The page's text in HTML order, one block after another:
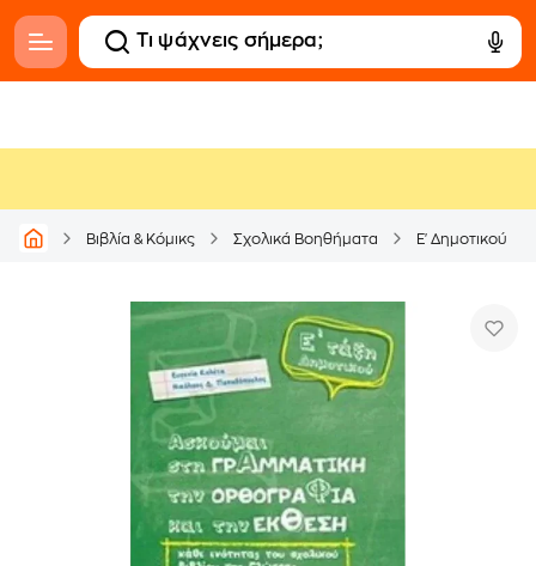
Βιβλία & Κόμικς Σχολικά Βοηθήματα Ε' Δημοτικού